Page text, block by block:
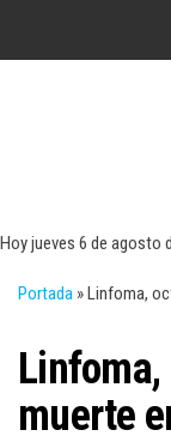
Hoy jueves 6 de agosto
Portada »Linfoma,
Linfoma,
muerte